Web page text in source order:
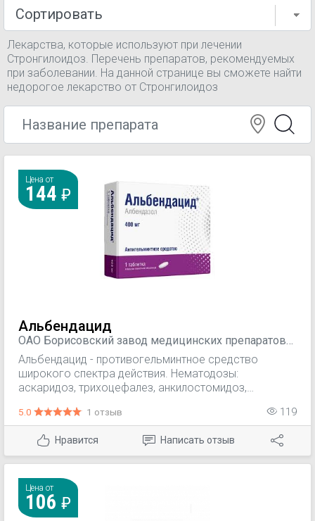
Лекарства, которые используют при лечении
Стронгилоидоз. Перечень препаратов, рекомендуемых
при заболевании. На данной странице вы сможете найти
недорогое лекарство от Стронгилоидоз
Цена от
144
Альбендацид
ОАО Борисовский завод медицинских препаратов
(Боримед), Беларусь
Альбендацид - противогельминтное средство
широкого спектра действия. Нематодозы:
аскаридоз, трихоцефалез, анкилостомидоз,
стронгилоидоз; смешанные гельминтозы. Тканевые
цестодозы: нейроцистицеркоз, гидатидозный
эхинококкоз печени, легких, брюшины; в качестве
вспомогательного средства при хирургическом
5.0 1 отзыв 119
Нравится Написать отзыв
Цена от
106